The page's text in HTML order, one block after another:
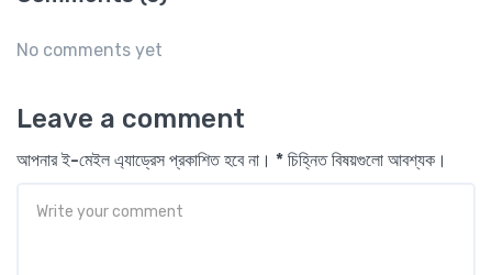
No comments yet
Leave a comment
আপনার ই-মেইল এ্যাড্রেস প্রকাশিত হবে না। * চিহ্নিত বিষয়গুলো আবশ্যক।